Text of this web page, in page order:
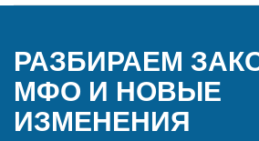
РАЗБИРАЕМ
МФО И НОВЫЕ
ИЗМЕНЕНИЯ